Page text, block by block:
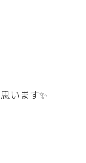
います✨